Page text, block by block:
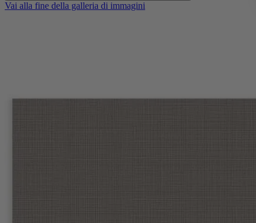
Vai alla fine della galleria di immagini